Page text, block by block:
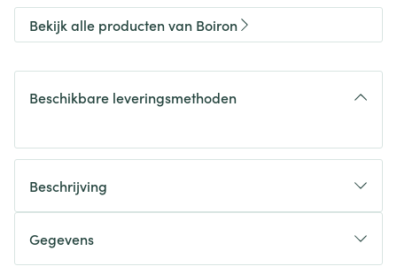
Bekijk alle producten van Boiron
Beschikbare leveringsmethoden
Beschrijving
Gegevens